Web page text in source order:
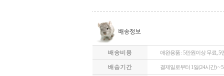
배송비용 애완용품 : 5만원이상 무료, 5
배송기간 결제일로부터 1일(24시간) ~